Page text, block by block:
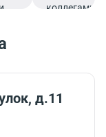
коллегами в
д.11